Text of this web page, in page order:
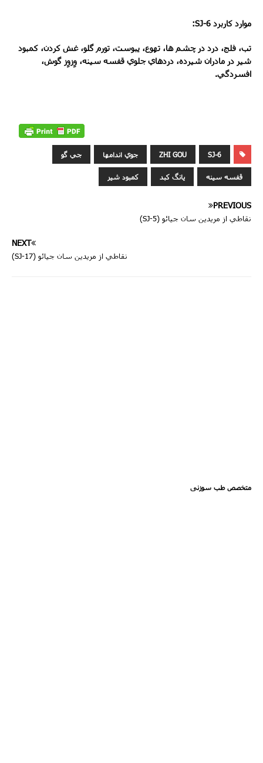
موارد کاربرد SJ-6
:
تب، فلج، درد در چشم ها، تهوع، يبوست، تورم گلو، غش کردن، کمبود
شير در مادران شيرده، دردهاي جلوي قفسه سينه، وِزوِز گوش،
افسردگي.
SJ-6
ZHI GOU جوي اندامها جي گو
قفسه سينه يانگ کبد کمبود شير
PREVIOUS
نقاطي از مريدين سان جيائو (SJ-5)
NEXT
نقاطي از مريدين سان جيائو (SJ-17)
متخصص طب سوزنی